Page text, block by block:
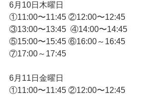
6月10日木曜日
①11:00〜11:45 ②12:00〜12:45
③13:00〜13:45  ④14:00〜14:45
⑤15:00〜15:45 ⑥16:00～16:45
⑦17:00～17:45
6月11日金曜日
①11:00〜11:45 ②12:00〜12:45